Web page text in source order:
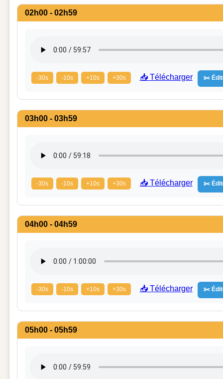
02h00 - 02h59
-30s -10s +10s +30s 📥 Télécharger ✂️
03h00 - 03h59
-30s -10s +10s +30s 📥 Télécharger ✂️
04h00 - 04h59
-30s -10s +10s +30s 📥 Télécharger ✂️
05h00 - 05h59